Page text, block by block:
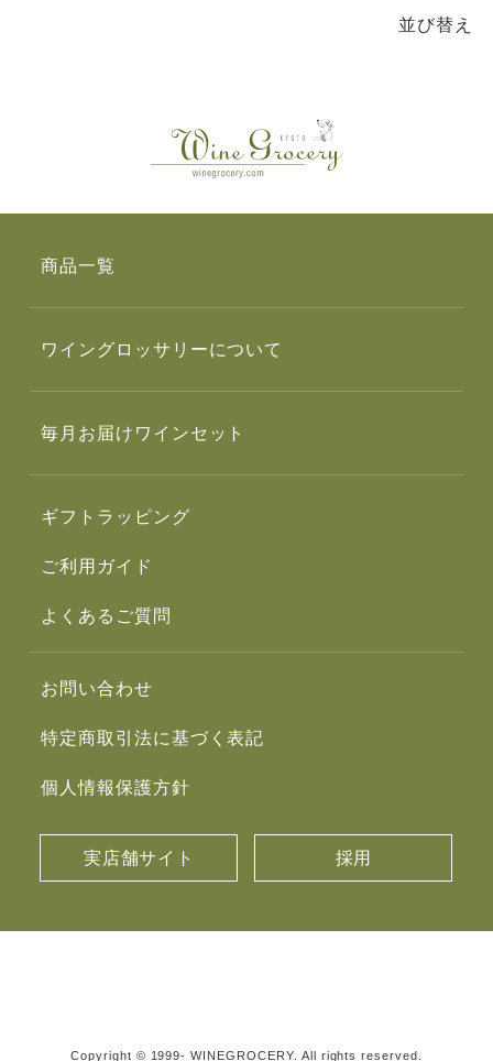
並び替え
商品一覧
ワイングロッサリーについて
毎月お届けワインセット
ギフトラッピング
ご利用ガイド
よくあるご質問
お問い合わせ
特定商取引法に基づく表記
個人情報保護方針
実店舗サイト 採用
Copyright © 1999- WINEGROCERY. All rights reserved.